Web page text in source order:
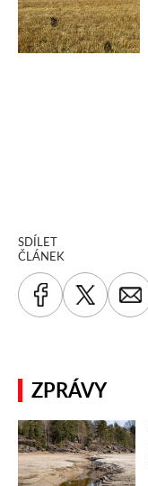
SDÍLET
ČLÁNEK
ZPRÁVY